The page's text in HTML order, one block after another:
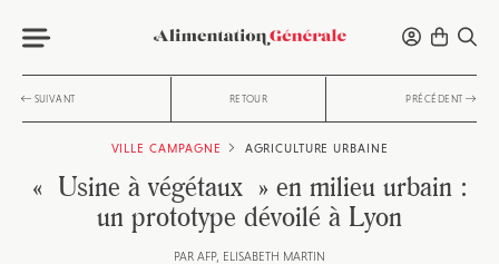
SUIVANT RETOUR PRÉCÉDENT
VILLE CAMPAGNE AGRICULTURE URBAINE
« Usine à végétaux » en milieu urbain :
un prototype dévoilé à Lyon
PAR AFP ELISABETH MARTIN